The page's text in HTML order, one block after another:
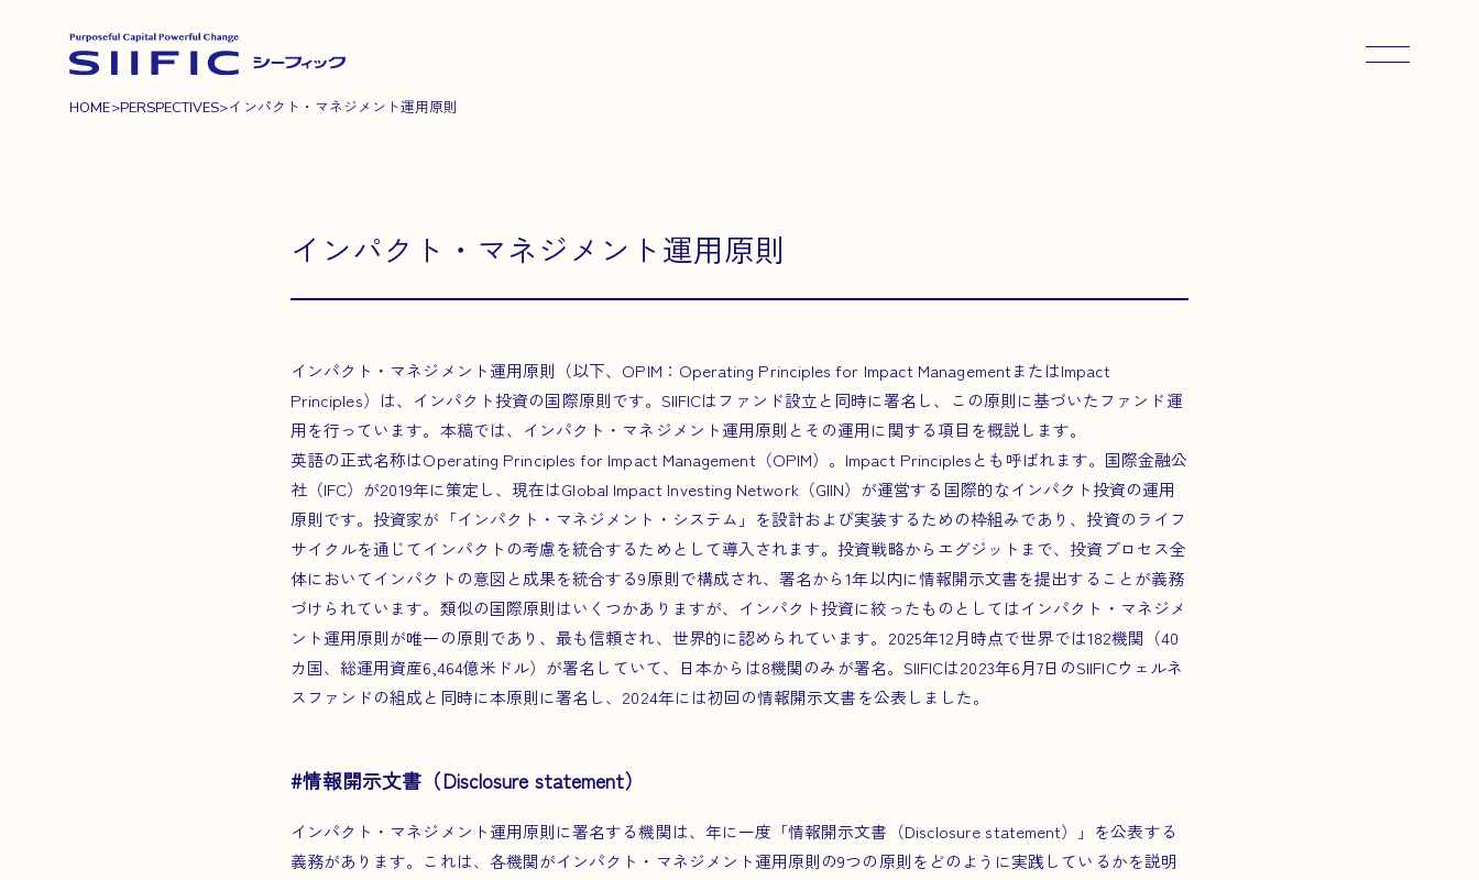
メニューを
HOME>PERSPECTIVES>インパクト・マネジメント運用原則
インパクト・マネジメント運用原則
インパクト・マネジメント運用原則（以下、OPIM：Operating Principles for Impact ManagementまたはImpact
Principles）は、インパクト投資の国際原則です。SIIFICはファンド設立と同時に署名し、この原則に基づいたファンド運
用を行っています。本稿では、インパクト・マネジメント運用原則とその運用に関する項目を概説します。
英語の正式名称はOperating Principles for Impact Management（OPIM）。Impact Principlesとも呼ばれます。国際金融公
社（IFC）が2019年に策定し、現在はGlobal Impact Investing Network（GIIN）が運営する国際的なインパクト投資の運用
原則です。投資家が「インパクト・マネジメント・システム」を設計および実装するための枠組みであり、投資のライフ
サイクルを通じてインパクトの考慮を統合するためとして導入されます。投資戦略からエグジットまで、投資プロセス全
体においてインパクトの意図と成果を統合する9原則で構成され、署名から​1年以内に​情報開示文書を​提出する​ことが​義務
づけられています。類似の国際原則はいくつかありますが、インパクト投資に絞ったものとしてはインパクト・マネジメ
ント運用原則が唯一の原則であり、最も信頼され、世界的に認められています。2025年12月時点で世界では182機関（40
カ国、総運用資産6,464億米ドル）が署名していて、日本からは8機関のみが署名。SIIFICは2023年6月7日のSIIFICウェルネ
スファンドの組成と同時に本原則に署名し、2024年には初回の情報開示文書を公表しました。
#情報開示文書（Disclosure statement）
インパクト・マネジメント運用原則に署名する機関は、年に一度「情報開示文書（Disclosure statement）」を公表する
義務があります。これは、各機関がインパクト・マネジメント運用原則の9つの原則をどのように実践しているかを説明